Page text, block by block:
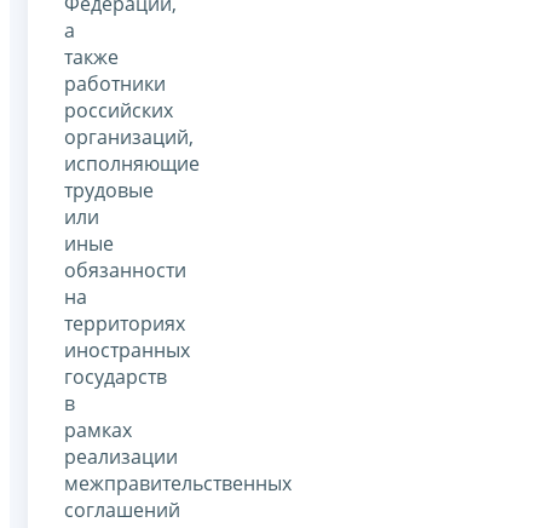
а
также
работники
российских
организаций,
исполняющие
трудовые
или
иные
обязанности
на
территориях
иностранных
государств
в
рамках
реализации
межправительственных
соглашений